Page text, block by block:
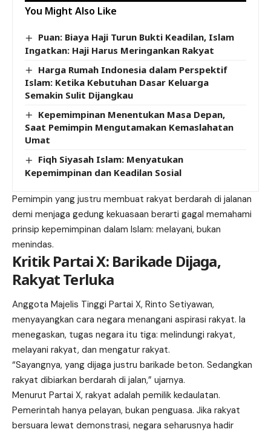
You Might Also Like
Puan: Biaya Haji Turun Bukti Keadilan, Islam
Ingatkan: Haji Harus Meringankan Rakyat
Harga Rumah Indonesia dalam Perspektif
Islam: Ketika Kebutuhan Dasar Keluarga
Semakin Sulit Dijangkau
Kepemimpinan Menentukan Masa Depan,
Saat Pemimpin Mengutamakan Kemaslahatan
Umat
Fiqh Siyasah Islam: Menyatukan
Kepemimpinan dan Keadilan Sosial
Pemimpin yang justru membuat rakyat berdarah di jalanan
demi menjaga gedung kekuasaan berarti gagal memahami
prinsip kepemimpinan dalam Islam: melayani, bukan
menindas.
Kritik Partai X: Barikade Dijaga,
Rakyat Terluka
Anggota Majelis Tinggi Partai X, Rinto Setiyawan,
menyayangkan cara negara menangani aspirasi rakyat. Ia
menegaskan, tugas negara itu tiga: melindungi rakyat,
melayani rakyat, dan mengatur rakyat.
“Sayangnya, yang dijaga justru barikade beton. Sedangkan
rakyat dibiarkan berdarah di jalan,” ujarnya.
Menurut Partai X, rakyat adalah pemilik kedaulatan.
Pemerintah hanya pelayan, bukan penguasa. Jika rakyat
bersuara lewat demonstrasi, negara seharusnya hadir